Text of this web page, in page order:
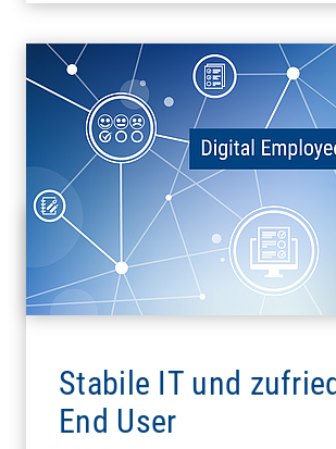
Stabile IT und
End User